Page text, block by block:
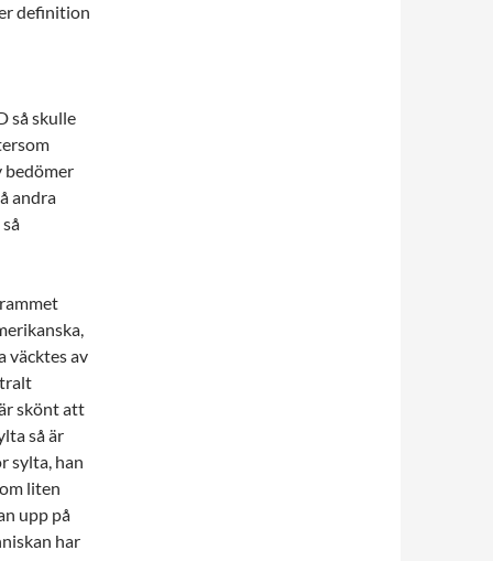
definition
så skulle
bedömer
andra
väcktes av
skönt att
så är
sylta, han
liten
upp på
har